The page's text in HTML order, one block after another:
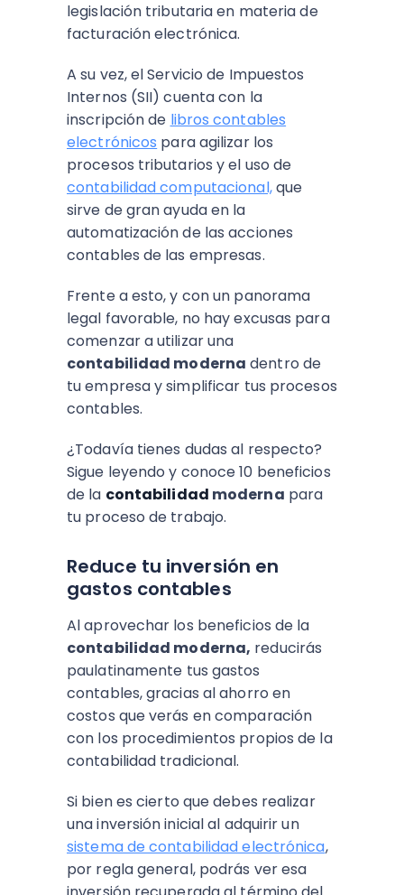
legislación tributaria en materia de
facturación electrónica.
A su vez, el Servicio de Impuestos
Internos (SII) cuenta con la
inscripción de libros contables
electrónicos para agilizar los
procesos tributarios y el uso de
contabilidad computacional,que
sirve de gran ayuda en la
automatización de las acciones
contables de las empresas.
Frente a esto, y con un panorama
legal favorable, no hay excusas para
comenzar a utilizar una
contabilidad moderna dentro de
tu empresa y simplificar tus procesos
contables.
¿Todavía tienes dudas al respecto?
Sigue leyendo y conoce 10 beneficios
de la contabilidad moderna para
tu proceso de trabajo.
Reduce tu inversión en
gastos contables
Al aprovechar los beneficios de la
contabilidad moderna, reducirás
paulatinamente tus gastos
contables, gracias al ahorro en
costos que verás en comparación
con los procedimientos propios de la
contabilidad tradicional.
Si bien es cierto que debes realizar
una inversión inicial al adquirir un
sistema de contabilidad electrónica,
por regla general, podrás ver esa